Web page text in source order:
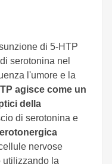
di 5-HTP
serotonina nel
l'umore e la
agisce come un
della
di serotonina e
nervose
utilizzando la